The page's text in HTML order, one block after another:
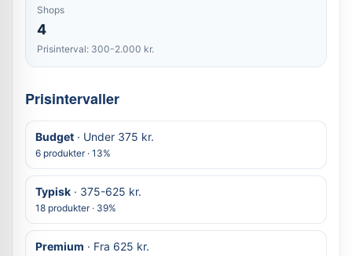
Shops
4
Prisinterval: 300-2.000 kr.
Prisintervaller
Budget · Under 375 kr.
6 produkter · 13%
Typisk · 375-625 kr.
18 produkter · 39%
Premium · Fra 625 kr.